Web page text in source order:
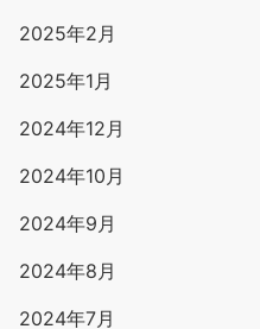
2025年2月
2025年1月
2024年12月
2024年10月
2024年9月
2024年8月
2024年7月